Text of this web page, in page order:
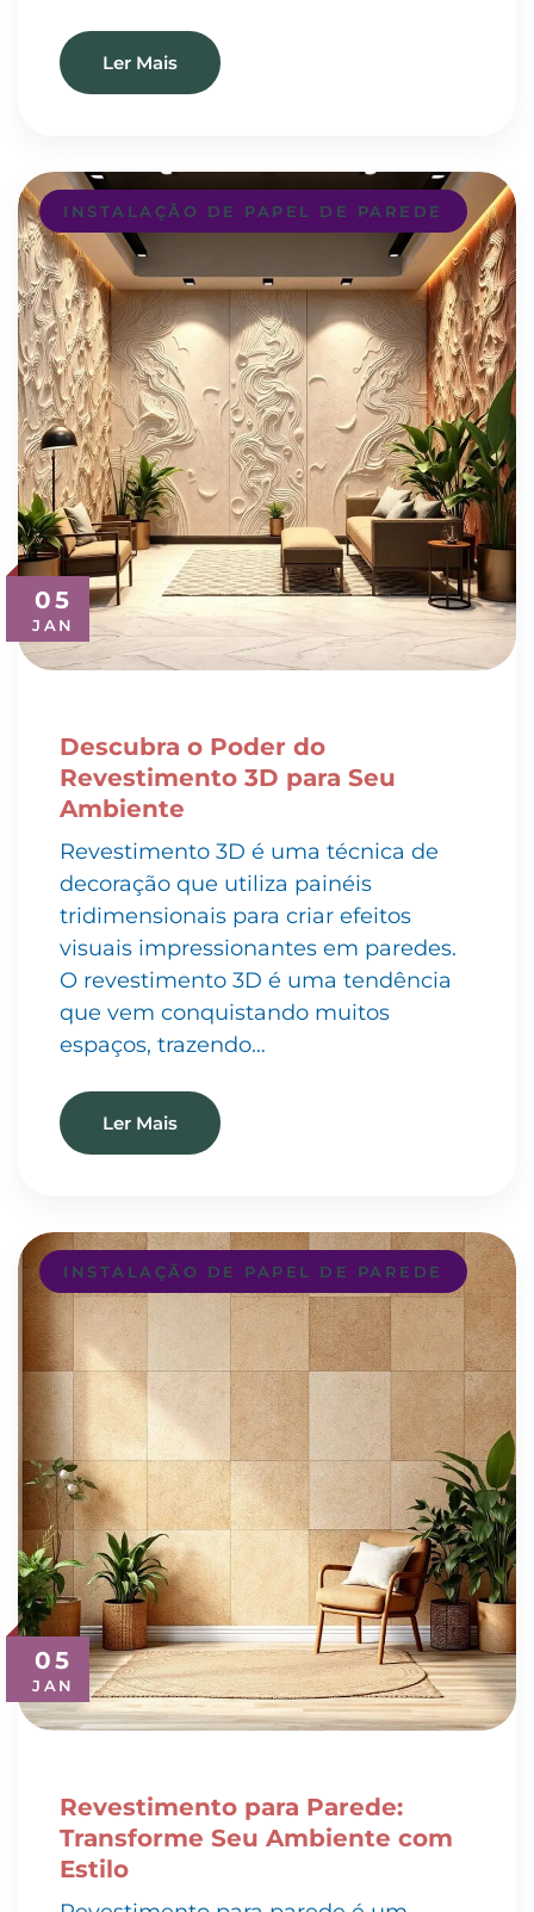
Ler Mais
05
JAN
INSTALAÇÃO DE PAPEL DE PAREDE
Descubra o Poder do
Revestimento 3D para Seu
Ambiente
Revestimento 3D é uma técnica de
decoração que utiliza painéis
tridimensionais para criar efeitos
visuais impressionantes em paredes.
O revestimento 3D é uma tendência
que vem conquistando muitos
espaços, trazendo…
Ler Mais
05
JAN
INSTALAÇÃO DE PAPEL DE PAREDE
Revestimento para Parede:
Transforme Seu Ambiente com
Estilo